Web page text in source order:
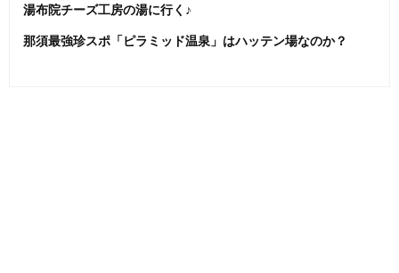
湯布院チーズ工房の湯に行く♪
那須最強珍スポ「ピラミッド温泉」はハッテン場なのか？